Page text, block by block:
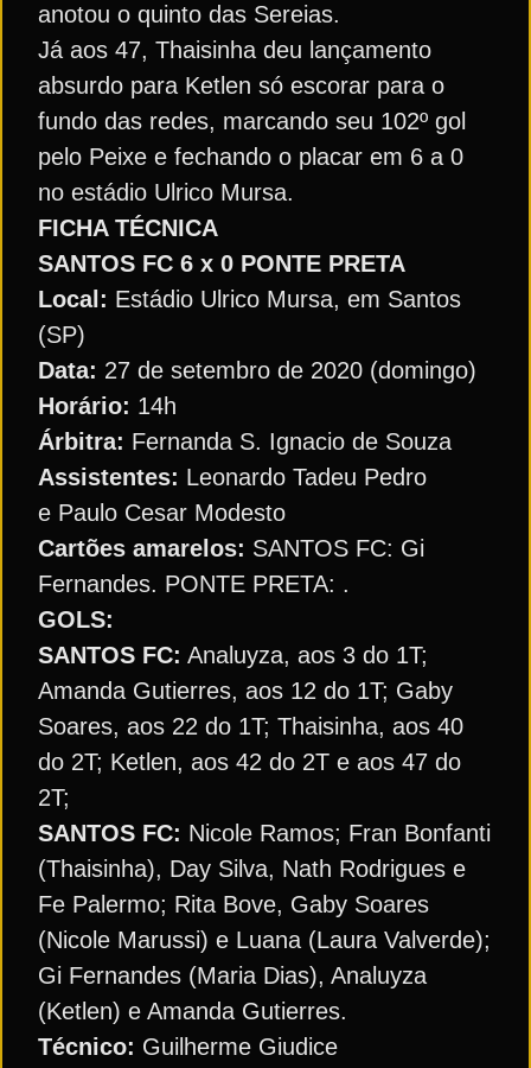
anotou o quinto das Sereias.
Já aos 47, Thaisinha deu lançamento
absurdo para Ketlen só escorar para o
fundo das redes, marcando seu 102º gol
pelo Peixe e fechando o placar em 6 a 0
no estádio Ulrico Mursa.
FICHA TÉCNICA
SANTOS FC 6 x 0 PONTE PRETA
Local: Estádio Ulrico Mursa, em Santos
(SP)
Data: 27 de setembro de 2020 (domingo)
Horário: 14h
Árbitra: Fernanda S. Ignacio de Souza
Assistentes: Leonardo Tadeu Pedro
e Paulo Cesar Modesto
Cartões amarelos: SANTOS FC: Gi
Fernandes. PONTE PRETA: .
GOLS:
SANTOS FC: Analuyza, aos 3 do 1T;
Amanda Gutierres, aos 12 do 1T; Gaby
Soares, aos 22 do 1T; Thaisinha, aos 40
do 2T; Ketlen, aos 42 do 2T e aos 47 do
2T;
SANTOS FC: Nicole Ramos; Fran Bonfanti
(Thaisinha), Day Silva, Nath Rodrigues e
Fe Palermo; Rita Bove, Gaby Soares
(Nicole Marussi) e Luana (Laura Valverde);
Gi Fernandes (Maria Dias), Analuyza
(Ketlen) e Amanda Gutierres.
Técnico: Guilherme Giudice